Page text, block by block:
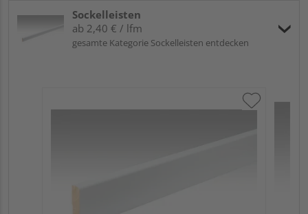
Sockelleisten
ab 2,40 € / lfm
gesamte Kategorie Sockelleisten entdecken